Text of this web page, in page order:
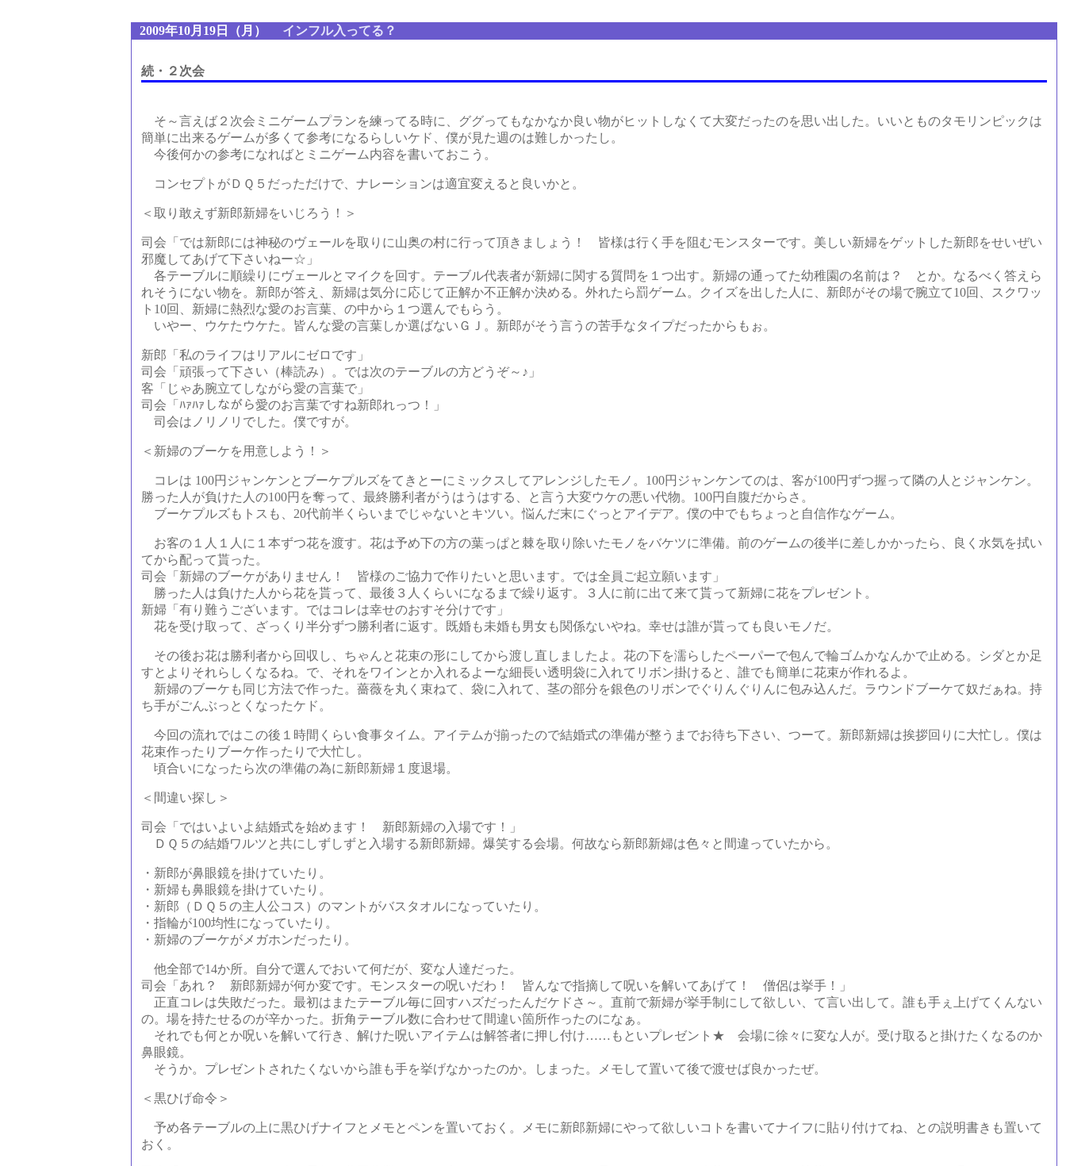
2009年10月19日（月） インフル入ってる？
続・２次会
そ～言えば２次会ミニゲームプランを練ってる時に、ググってもなかなか良い物がヒットしなくて大変だったのを思い出した。いいとものタモリンピックは
簡単に出来るゲームが多くて参考になるらしいケド、僕が見た週のは難しかったし。
今後何かの参考になればとミニゲーム内容を書いておこう。
コンセプトがＤＱ５だっただけで、ナレーションは適宜変えると良いかと。
＜取り敢えず新郎新婦をいじろう！＞
司会「では新郎には神秘のヴェールを取りに山奥の村に行って頂きましょう！ 皆様は行く手を阻むモンスターです。美しい新婦をゲットした新郎をせいぜい
邪魔してあげて下さいねー☆」
各テーブルに順繰りにヴェールとマイクを回す。テーブル代表者が新婦に関する質問を１つ出す。新婦の通ってた幼稚園の名前は？ とか。なるべく答えら
れそうにない物を。新郎が答え、新婦は気分に応じて正解か不正解か決める。外れたら罰ゲーム。クイズを出した人に、新郎がその場で腕立て10回、スクワッ
ト10回、新婦に熱烈な愛のお言葉、の中から１つ選んでもらう。
いやー、ウケたウケた。皆んな愛の言葉しか選ばないＧＪ。新郎がそう言うの苦手なタイプだったからもぉ。
新郎「私のライフはリアルにゼロです」
司会「頑張って下さい（棒読み）。では次のテーブルの方どうぞ～♪」
客「じゃあ腕立てしながら愛の言葉で」
司会「ﾊｧﾊｧしながら愛のお言葉ですね新郎れっつ！」
司会はノリノリでした。僕ですが。
＜新婦のブーケを用意しよう！＞
コレは 100円ジャンケンとブーケプルズをてきとーにミックスしてアレンジしたモノ。100円ジャンケンてのは、客が100円ずつ握って隣の人とジャンケン。
勝った人が負けた人の100円を奪って、最終勝利者がうはうはする、と言う大変ウケの悪い代物。100円自腹だからさ。
ブーケプルズもトスも、20代前半くらいまでじゃないとキツい。悩んだ末にぐっとアイデア。僕の中でもちょっと自信作なゲーム。
お客の１人１人に１本ずつ花を渡す。花は予め下の方の葉っぱと棘を取り除いたモノをバケツに準備。前のゲームの後半に差しかかったら、良く水気を拭い
てから配って貰った。
司会「新婦のブーケがありません！ 皆様のご協力で作りたいと思います。では全員ご起立願います」
勝った人は負けた人から花を貰って、最後３人くらいになるまで繰り返す。３人に前に出て来て貰って新婦に花をプレゼント。
新婦「有り難うございます。ではコレは幸せのおすそ分けです」
花を受け取って、ざっくり半分ずつ勝利者に返す。既婚も未婚も男女も関係ないやね。幸せは誰が貰っても良いモノだ。
その後お花は勝利者から回収し、ちゃんと花束の形にしてから渡し直しましたよ。花の下を濡らしたペーパーで包んで輪ゴムかなんかで止める。シダとか足
すとよりそれらしくなるね。で、それをワインとか入れるよーな細長い透明袋に入れてリボン掛けると、誰でも簡単に花束が作れるよ。
新婦のブーケも同じ方法で作った。薔薇を丸く束ねて、袋に入れて、茎の部分を銀色のリボンでぐりんぐりんに包み込んだ。ラウンドブーケて奴だぁね。持
ち手がごんぶっとくなったケド。
今回の流れではこの後１時間くらい食事タイム。アイテムが揃ったので結婚式の準備が整うまでお待ち下さい、つーて。新郎新婦は挨拶回りに大忙し。僕は
花束作ったりブーケ作ったりで大忙し。
頃合いになったら次の準備の為に新郎新婦１度退場。
＜間違い探し＞
司会「ではいよいよ結婚式を始めます！ 新郎新婦の入場です！」
ＤＱ５の結婚ワルツと共にしずしずと入場する新郎新婦。爆笑する会場。何故なら新郎新婦は色々と間違っていたから。
・新郎が鼻眼鏡を掛けていたり。
・新婦も鼻眼鏡を掛けていたり。
・新郎（ＤＱ５の主人公コス）のマントがバスタオルになっていたり。
・指輪が100均性になっていたり。
・新婦のブーケがメガホンだったり。
他全部で14か所。自分で選んでおいて何だが、変な人達だった。
司会「あれ？ 新郎新婦が何か変です。モンスターの呪いだわ！ 皆んなで指摘して呪いを解いてあげて！ 僧侶は挙手！」
正直コレは失敗だった。最初はまたテーブル毎に回すハズだったんだケドさ～。直前で新婦が挙手制にして欲しい、て言い出して。誰も手ぇ上げてくんない
の。場を持たせるのが辛かった。折角テーブル数に合わせて間違い箇所作ったのになぁ。
それでも何とか呪いを解いて行き、解けた呪いアイテムは解答者に押し付け……もといプレゼント★ 会場に徐々に変な人が。受け取ると掛けたくなるのか
鼻眼鏡。
そうか。プレゼントされたくないから誰も手を挙げなかったのか。しまった。メモして置いて後で渡せば良かったぜ。
＜黒ひげ命令＞
予め各テーブルの上に黒ひげナイフとメモとペンを置いておく。メモに新郎新婦にやって欲しいコトを書いてナイフに貼り付けてね、との説明書きも置いて
おく。